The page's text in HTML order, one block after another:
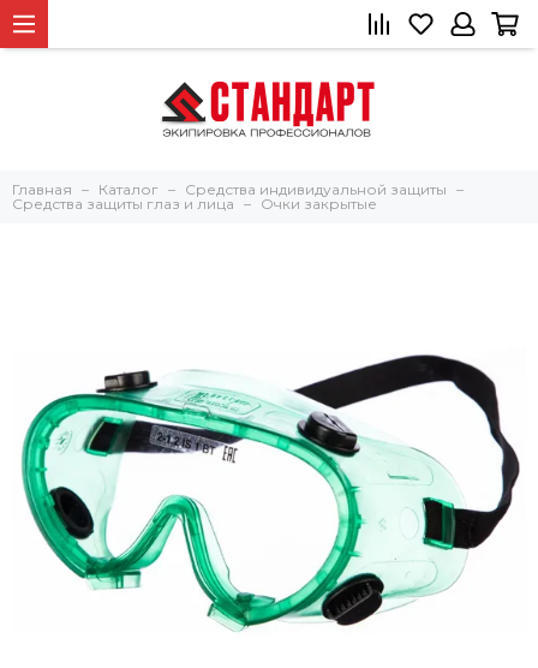
Главная Каталог
Средства индивидуальной защиты
Средства защиты глаз и лица
Очки закрытые